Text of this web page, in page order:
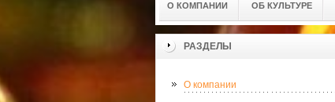
О КОМПАНИИ ОБ КУЛЬТУРЕ
РАЗДЕЛЫ
О компании